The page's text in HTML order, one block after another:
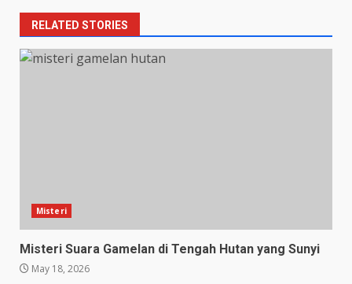
RELATED STORIES
Misteri
Misteri Suara Gamelan di Tengah Hutan yang Sunyi
May 18, 2026